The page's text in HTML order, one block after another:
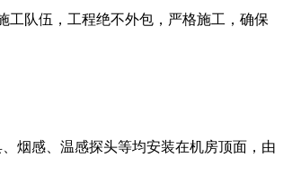
工队伍，工程绝不外包，严格施工，确保
烟感、温感探头等均安装在机房顶面，由